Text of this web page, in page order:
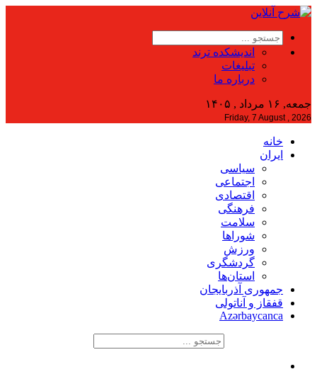
اندیشکده ترند
تبلیغات
درباره ما
جمعه, ۱۶ مرداد , ۱۴۰۵
Friday, 7 August , 2026
خانه
ایران
سیاسی
اجتماعی
اقتصادی
فرهنگی
سلامت
شوراها
ورزش
گردشگری
استان‌ها
جمهوری آذربایجان
قفقاز و آناتولی
Azərbaycanca